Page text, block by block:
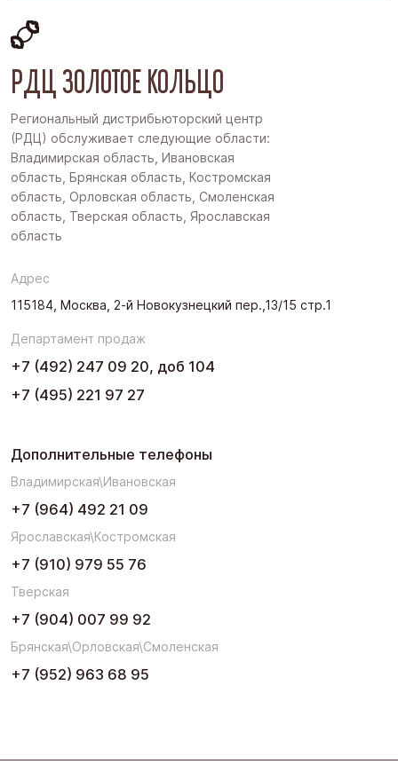
РДЦ ЗОЛОТОЕ КОЛЬЦО
Региональный дистрибьюторский центр
(РДЦ) обслуживает следующие области:
Владимирская область, Ивановская
область, Брянская область, Костромская
область, Орловская область, Смоленская
область, Тверская область, Ярославская
область
Адрес
115184, Москва, 2-й Новокузнецкий пер.,13/15 стр.1
Департамент продаж
+7 (492) 247 09 20, доб 104
+7 (495) 221 97 27
Дополнительные телефоны
Владимирская\Ивановская
+7 (964) 492 21 09
Ярославская\Костромская
+7 (910) 979 55 76
Тверская
+7 (904) 007 99 92
Брянская\Орловская\Смоленская
+7 (952) 963 68 95